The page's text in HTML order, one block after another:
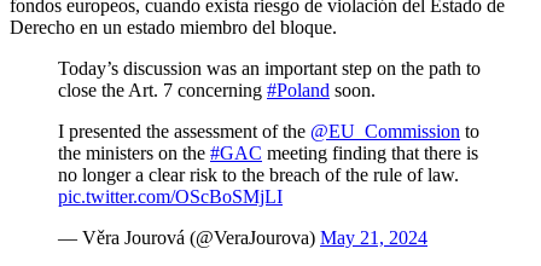
fondos europeos, cuando exista riesgo de violación del Estado de
Derecho en un estado miembro del bloque.
Today’s discussion was an important step on the path to
close the Art. 7 concerning #Poland soon.
I presented the assessment of the @EU_Commission to
the ministers on the #GAC meeting finding that there is
no longer a clear risk to the breach of the rule of law.
pic.twitter.com/OScBoSMjLI
— Věra Jourová (@VeraJourova) May 21, 2024